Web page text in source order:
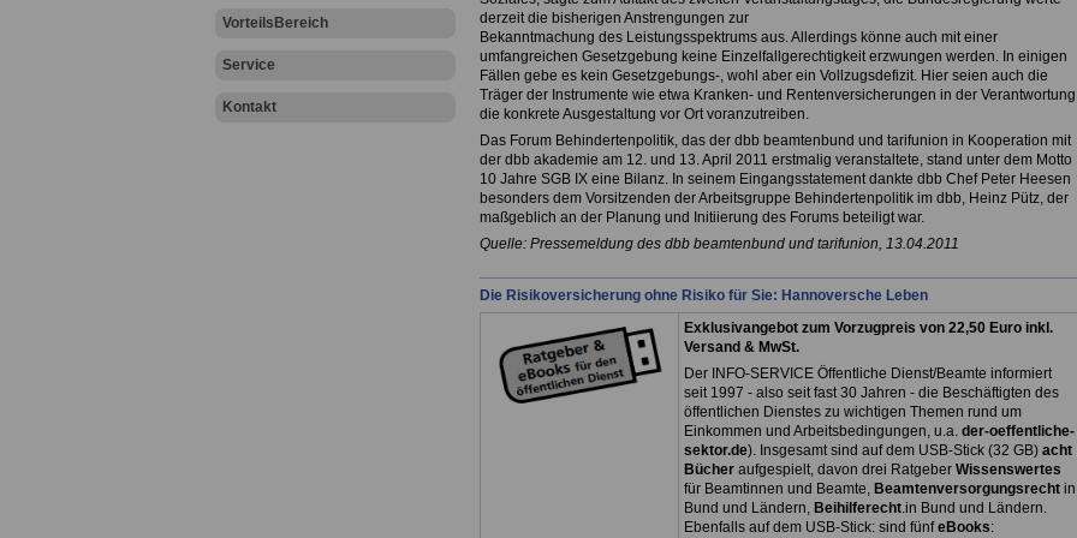
VorteilsBereich
Service
Kontakt
derzeit die bisherigen Anstrengungen zur
Bekanntmachung des Leistungsspektrums aus. Allerdings könne auch mit einer
umfangreichen Gesetzgebung keine Einzelfallgerechtigkeit erzwungen werden. In einigen
Fällen gebe es kein Gesetzgebungs-, wohl aber ein Vollzugsdefizit. Hier seien auch die
Träger der Instrumente wie etwa Kranken- und Rentenversicherungen in der
die konkrete Ausgestaltung vor Ort voranzutreiben.
Das Forum Behindertenpolitik, das der dbb beamtenbund und tarifunion in Kooperation mit
der dbb akademie am 12. und 13. April 2011 erstmalig veranstaltete, stand unter dem Motto
10 Jahre SGB IX eine Bilanz. In seinem Eingangsstatement dankte dbb Chef Peter Heesen
besonders dem Vorsitzenden der Arbeitsgruppe Behindertenpolitik im dbb, Heinz Pütz, der
maßgeblich an der Planung und Initiierung des Forums beteiligt war.
Quelle: Pressemeldung des dbb beamtenbund und tarifunion, 13.04.2011
Die Risikoversicherung ohne Risiko für Sie: Hannoversche Leben
Exklusivangebot zum Vorzugpreis von 22,50 Euro inkl.
Versand & MwSt.
Der INFO-SERVICE Öffentliche Dienst/Beamte informiert
seit 1997 - also seit fast 30 Jahren - die Beschäftigten des
öffentlichen Dienstes zu wichtigen Themen rund um
Einkommen und Arbeitsbedingungen, u.a. der-oeffentliche-
sektor.de). Insgesamt sind auf dem USB-Stick (32 GB) acht
Bücher aufgespielt, davon drei Ratgeber Wissenswertes
für Beamtinnen und Beamte, Beamtenversorgungsrechtin
Bund und Ländern, Beihilferecht.in Bund und Ländern.
Ebenfalls auf dem USB-Stick: sind fünfeBooks: